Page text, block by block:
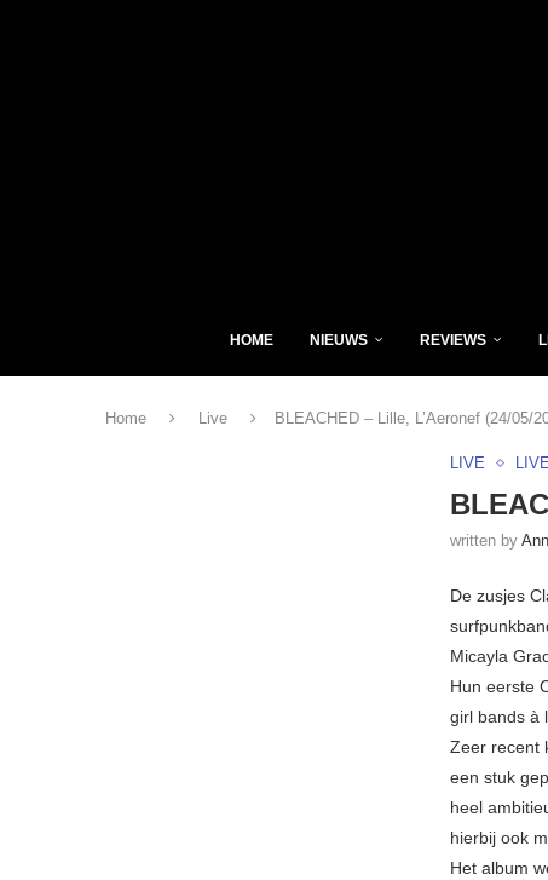
HOME NIEUWS REVIEWS
Home Live BLEACHED – Lille, L’Aeronef (24/05/
LIVE
written by
De zusjes
Micayla
Hun eerste
girl bands à
Zeer recent
een stuk
heel
hierbij ook
Het album